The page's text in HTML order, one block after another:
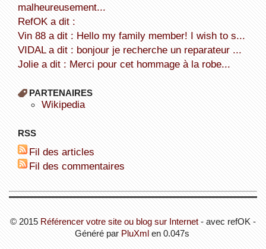
malheureusement...
refOK a dit :
Vin 88 a dit : Hello my family member! I wish to s...
VIDAL a dit : bonjour je recherche un reparateur ...
Jolie a dit : Merci pour cet hommage à la robe...
PARTENAIRES
wikipedia
RSS
Fil des articles
Fil des commentaires
© 2015 Référencer votre site ou blog sur Internet - avec refOK -
Généré par PluXmlen 0.047s